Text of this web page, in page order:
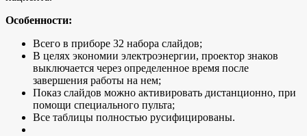
Особенности:
Всего в приборе 32 набора слайдов;
В целях экономии электроэнергии, проектор знаков
выключается через определенное время после
завершения работы на нем;
Показ слайдов можно активировать дистанционно, при
помощи специального пульта;
Все таблицы полностью русифицированы.